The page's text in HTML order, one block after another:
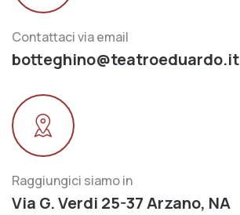
Contattaci via email
botteghino@teatroeduardo.it
Raggiungici siamo in
Via G. Verdi 25-37 Arzano, NA